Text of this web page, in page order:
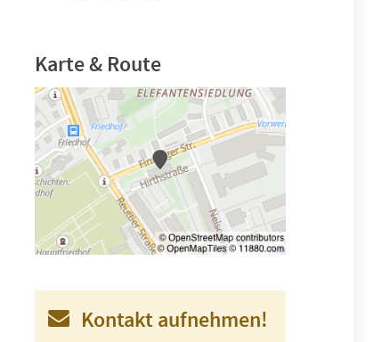
Karte & Route
Kontakt aufnehmen!